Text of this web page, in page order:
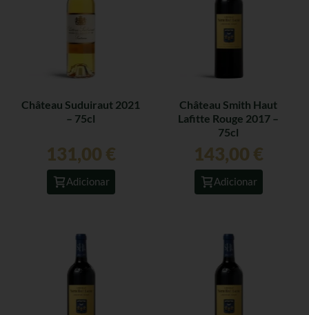
Château Suduiraut 2021
– 75cl
131,00 €
Adicionar
Château Smith Haut
Lafitte Rouge 2017 –
75cl
143,00 €
Adicionar